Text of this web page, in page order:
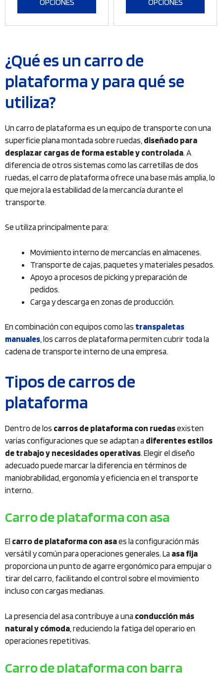
hasta
elegir
en
de
producto
hasta
elegir
en
de
¿Qué es un carro de
plataforma y para qué se
utiliza?
Un carro de plataforma es un equipo de transporte con una
superficie plana montada sobre ruedas, diseñado para
desplazar cargas de forma estable y controlada. A
diferencia de otros sistemas como las carretillas de dos
ruedas, el carro de plataforma ofrece una base más amplia, lo
que mejora la estabilidad de la mercancía durante el
transporte.
Se utiliza principalmente para:
Movimiento interno de mercancías en almacenes.
Transporte de cajas, paquetes y materiales pesados.
Apoyo a procesos de picking y preparación de
pedidos.
Carga y descarga en zonas de producción.
En combinación con equipos como las transpaletas
manuales, los carros de plataforma permiten cubrir toda la
cadena de transporte interno de una empresa.
Tipos de carros de
plataforma
Dentro de los carros de plataforma con ruedasexisten
varias configuraciones que se adaptan a diferentes estilos
de trabajo y necesidades operativas. Elegir el diseño
adecuado puede marcar la diferencia en términos de
maniobrabilidad, ergonomía y eficiencia en el transporte
interno.
Carro de plataforma con asa
El carro de plataforma con asaes la configuración más
versátil y común para operaciones generales. La asa fija
proporciona un punto de agarre ergonómico para empujar o
tirar del carro, facilitando el control sobre el movimiento
incluso con cargas medianas.
La presencia del asa contribuye a una conducción más
natural y cómoda , reduciendo la fatiga del operario en
operaciones repetitivas.
Carro de plataforma con barra